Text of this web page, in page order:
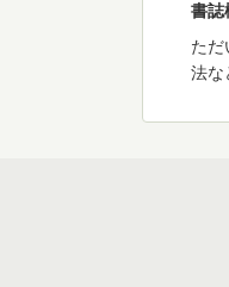
書誌
ただ
法な